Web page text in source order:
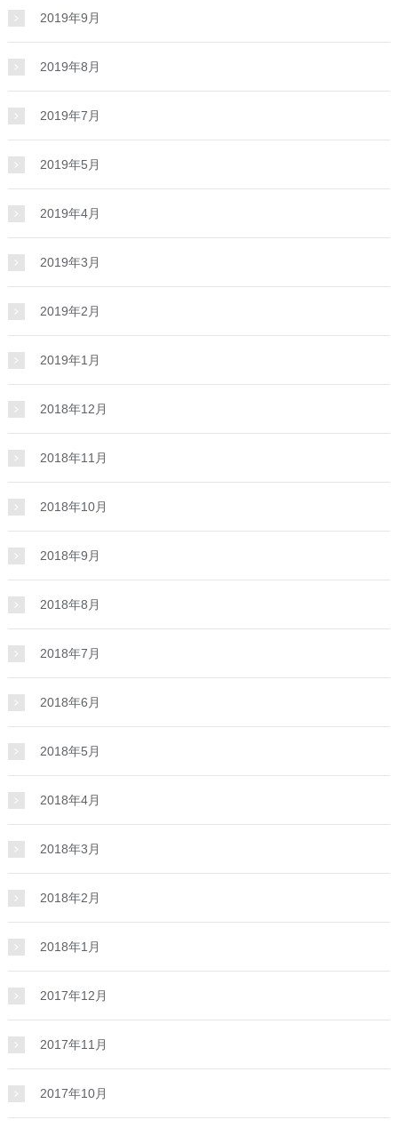
2019年9月
2019年8月
2019年7月
2019年5月
2019年4月
2019年3月
2019年2月
2019年1月
2018年12月
2018年11月
2018年10月
2018年9月
2018年8月
2018年7月
2018年6月
2018年5月
2018年4月
2018年3月
2018年2月
2018年1月
2017年12月
2017年11月
2017年10月